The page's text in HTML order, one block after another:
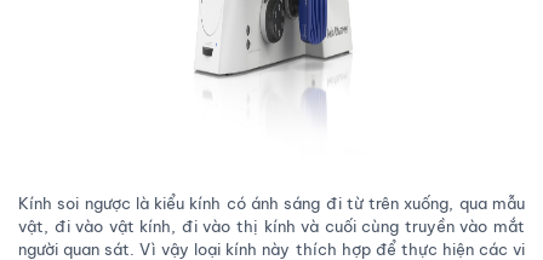
Kính soi ngược là kiểu kính có ánh sáng đi từ trên xuống, qua mẫu
vật, đi vào vật kính, đi vào thị kính và cuối cùng truyền vào mắt
người quan sát. Vì vậy loại kính này thích hợp để thực hiện các vi